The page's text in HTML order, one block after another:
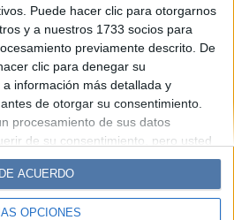
Puede hacer clic para otorgarnos
y a nuestros 1733 socios para
previamente descrito. De
clic para denegar su
información más detallada y
de otorgar su consentimiento.
procesamiento de sus datos
de su consentimiento, pero usted
tal procesamiento. Sus
a este sitio web. Puede cambiar
consentimiento en cualquier
sitio y haciendo clic en el botón
OPCIONES
DE ACUERDO
Noticias
Fortuna
Parabrisas
Supercampo
Lunateen